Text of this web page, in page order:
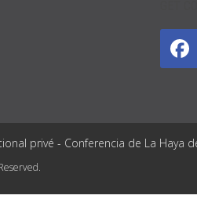
privé - Conferencia de La Haya